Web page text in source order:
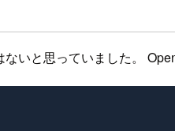
いと思っていました。